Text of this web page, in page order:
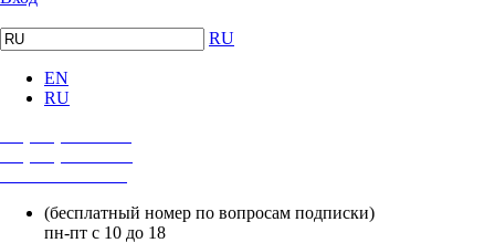
RU
EN
RU
(бесплатный номер по вопросам подписки)
пн-пт с 10 до 18